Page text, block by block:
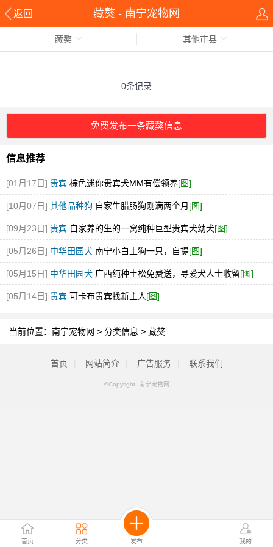
返回 藏獒 - 南宁宠物网
首页 分类 发布 我的
藏獒 其他市县
0条记录
免费发布一条藏獒信息
信息推荐
[01月17日] 贵宾 棕色迷你贵宾犬MM有偿领养[图]
[10月07日] 其他品种狗 自家生腊肠狗刚满两个月 [图]
[09月23日] 贵宾 自家养的生的一窝纯种巨型贵宾犬幼犬[图]
[05月26日] 中华田园犬 南宁小白土狗一只，自提[图]
[05月15日] 中华田园犬 广西纯种土松免费送，寻爱犬人士收留[图]
[05月14日] 贵宾 可卡布贵宾找新主人[图]
当前位置： 南宁宠物网 > 分类信息 > 藏獒
首页 网站简介 广告服务 联系我们
©Copyright 南宁宠物网